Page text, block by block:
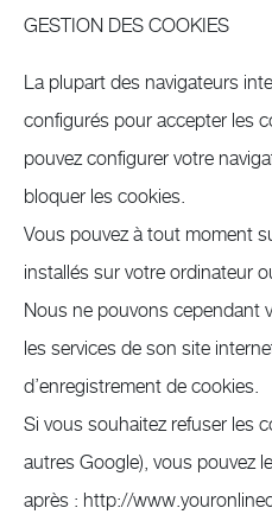
GESTION DES COOKIES
La plupart des navigateurs
configurés pour accepter les
pouvez configurer votre
bloquer les cookies.
Vous pouvez à tout moment
installés sur votre ordinateur
Nous ne pouvons cependant
les services de son site
d’enregistrement de cookies.
Si vous souhaitez refuser les
autres Google), vous pouvez
après : http://